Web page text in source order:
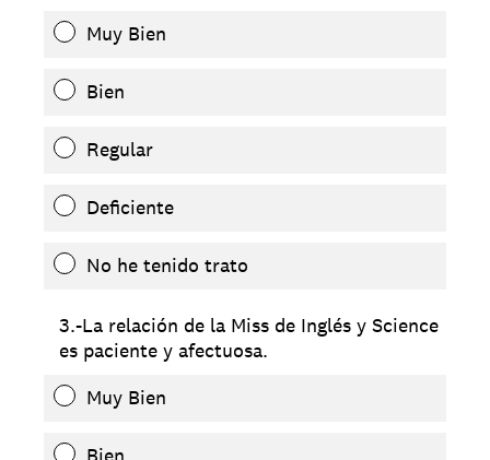
Muy Bien
Bien
Regular
Deficiente
No he tenido trato
3.-La relación de la Miss de Inglés y Science
es paciente y afectuosa.
Muy Bien
Bien